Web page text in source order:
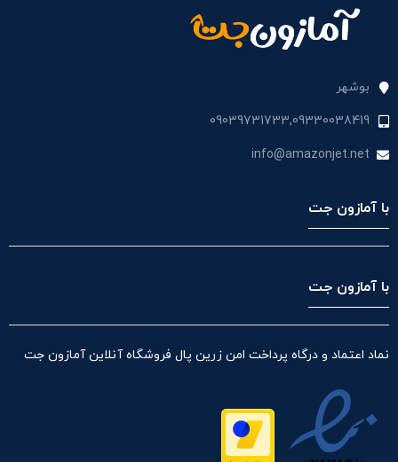
بوشهر
09039731733,09330038419
info@amazonjet.net
با آمازون جت
با آمازون جت
نماد اعتماد و درگاه پرداخت امن زرین پال فروشگاه آنلاین آمازون جت